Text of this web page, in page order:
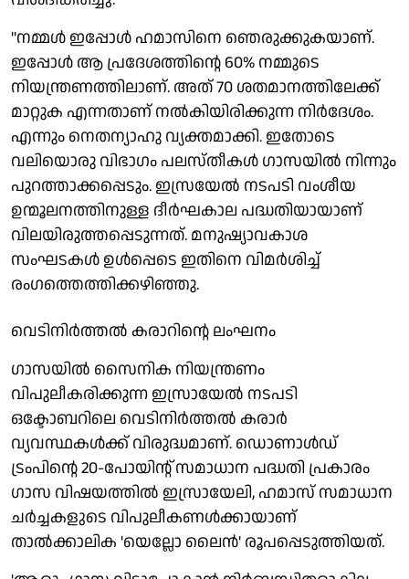
''നമ്മള്‍ ഇപ്പോള്‍ ഹമാസിനെ ഞെരുക്കുകയാണ്.
ഇപ്പോള്‍ ആ പ്രദേശത്തിന്റെ 60% നമ്മുടെ
നിയന്ത്രണത്തിലാണ്. അത് 70 ശതമാനത്തിലേക്ക്
മാറ്റുക എന്നതാണ് നല്‍കിയിരിക്കുന്ന നിര്‍ദേശം.
എന്നും നെതന്യാഹു വ്യക്തമാക്കി. ഇതോടെ
വലിയൊരു വിഭാഗം പലസ്തീകള്‍ ഗാസയില്‍ നിന്നും
പുറത്താക്കപ്പെടും. ഇസ്രയേല്‍ നടപടി വംശീയ
ഉന്മൂലനത്തിനുള്ള ദീര്‍ഘകാല പദ്ധതിയായാണ്
വിലയിരുത്തപ്പെടുന്നത്. മനുഷ്യാവകാശ
സംഘടകള്‍ ഉള്‍പ്പെടെ ഇതിനെ വിമര്‍ശിച്ച്
രംഗത്തെത്തിക്കഴിഞ്ഞു.
വെടിനിര്‍ത്തല്‍ കരാറിന്റെ ലംഘനം
ഗാസയില്‍ സൈനിക നിയന്ത്രണം
വിപുലീകരിക്കുന്ന ഇസ്രായേല്‍ നടപടി
ഒക്ടോബറിലെ വെടിനിര്‍ത്തല്‍ കരാര്‍
വ്യവസ്ഥകള്‍ക്ക് വിരുദ്ധമാണ്. ഡൊണാള്‍ഡ്
ട്രംപിന്റെ 20-പോയിന്റ് സമാധാന പദ്ധതി പ്രകാരം
ഗാസ വിഷയത്തില്‍ ഇസ്രായേലി, ഹമാസ് സമാധാന
ചര്‍ച്ചകളുടെ വിപുലീകണള്‍ക്കായാണ്
താല്‍ക്കാലിക 'യെല്ലോ ലൈന്‍' രൂപപ്പെടുത്തിയത്.